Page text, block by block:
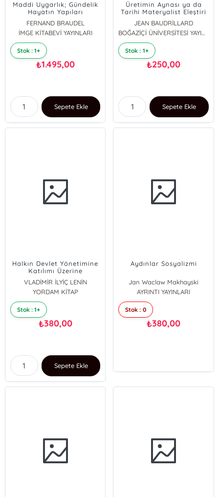
Maddi Uygarlık; Gündelik
Hayatın Yapıları
FERNAND BRAUDEL
İMGE KİTABEVİ YAYINLARI
Stok : 1+
₺1.495,00
Sepete Ekle
Üretimin Aynası ya da
Tarihi Materyalist Eleştiri
Yanılsaması
JEAN BAUDRİLLARD
BOĞAZİÇİ ÜNİVERSİTESİ YAYINEVİ
Stok : 1+
₺250,00
Sepete Ekle
Halkın Devlet Yönetimine
Katılımı Üzerine
VLADİMİR İLYİÇ LENİN
YORDAM KİTAP
Stok : 1+
₺380,00
Sepete Ekle
Aydınlar Sosyalizmi
Jan Waclaw Makhayski
AYRINTI YAYINLARI
Stok : 0
₺380,00